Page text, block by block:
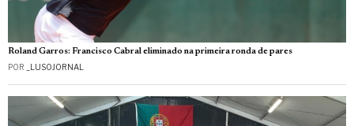
Roland Garros: Francisco Cabral eliminado na primeira ronda de pares
POR _LUSOJORNAL